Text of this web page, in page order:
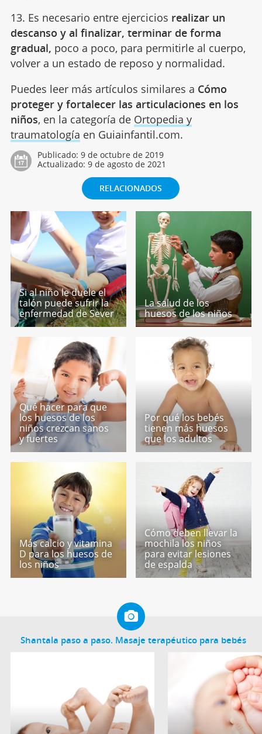
13. Es necesario entre ejercicios realizar un
descanso y al finalizar, terminar de forma
gradual, poco a poco, para permitirle al cuerpo,
volver a un estado de reposo y normalidad.
Puedes leer más artículos similares a Cómo
proteger y fortalecer las articulaciones en los
niños, en la categoría de Ortopedia y
traumatología en Guiainfantil.com.
Publicado: 9 de octubre de 2019
Actualizado: 9 de agosto de 2021
RELACIONADOS
Si al niño le duele el
talón puede sufrir la
enfermedad de Sever
La salud de los
huesos de los niños
Qué hacer para que
los huesos de los
niños crezcan sanos
y fuertes
Por qué los bebés
tienen más huesos
que los adultos
Más calcio y vitamina
D para los huesos de
los niños
Cómo deben llevar la
mochila los niños
para evitar lesiones
de espalda
Shantala paso a paso. Masaje terapéutico para bebés